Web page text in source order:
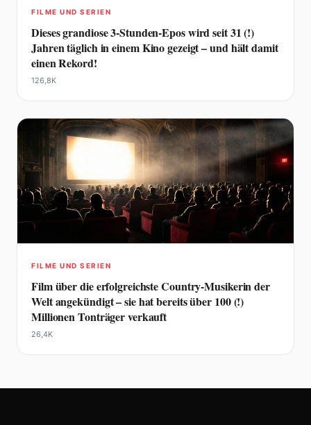
FILME UND SERIEN
Dieses grandiose 3-Stunden-Epos wird seit 31 (!)
Jahren täglich in einem Kino gezeigt – und hält damit
einen Rekord!
126,8K
FILME UND SERIEN
Film über die erfolgreichste Country-Musikerin der
Welt angekündigt – sie hat bereits über 100 (!)
Millionen Tonträger verkauft
26,4K